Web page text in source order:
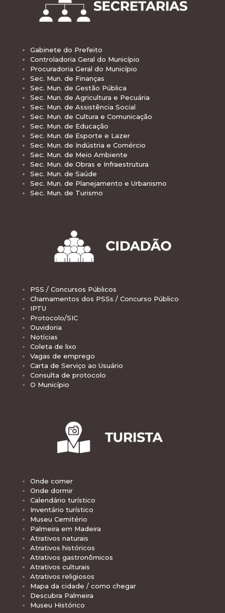
Gabinete do Prefeito
Controladoria Geral do Município
Procuradoria Geral do Município
Sec. Mun. de Finanças
Sec. Mun. de Gestão Pública
Sec. Mun. de Agricultura e Pecuária
Sec. Mun. de Assistência Social
Sec. Mun. de Cultura e Comunicação
Sec. Mun. de Educação
Sec. Mun. de Esporte e Lazer
Sec. Mun. de Indústria e Comércio
Sec. Mun. de Meio Ambiente
Sec. Mun. de Obras e Infraestrutura
Sec. Mun. de Saúde
Sec. Mun. de Planejamento e Urbanismo
Sec. Mun. de Turismo
PSS / Concursos Públicos
Chamamentos dos PSSs / Concurso Público
IPTU
Protocolo/SIC
Ouvidoria
Notícias
Coleta de lixo
Vagas de emprego
Carta de Serviço ao Usuário
Consulta de protocolo
O Município
Onde comer
Onde dormir
Calendário turístico
Inventário turístico
Museu Cemitério
Palmeira em Madeira
Atrativos naturais
Atrativos históricos
Atrativos gastronômicos
Atrativos culturais
Atrativos religiosos
Mapa da cidade / como chegar
Descubra Palmeira
Museu Histórico